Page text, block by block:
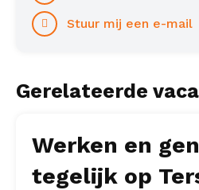
Stuur mij een e-mail
Gerelateerde
Werken en
tegelijk op